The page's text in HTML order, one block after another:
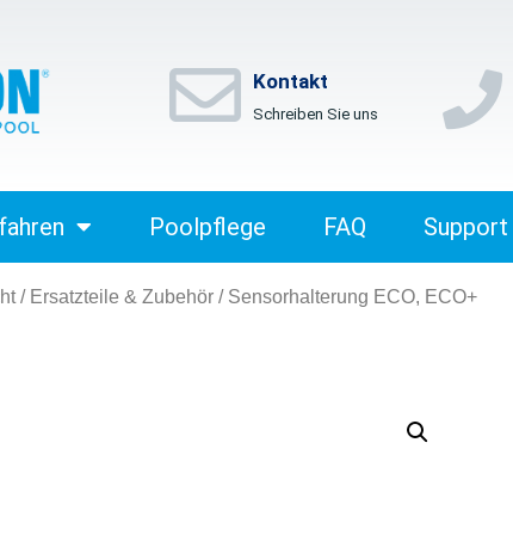
Kontakt
Schreiben Sie uns
Poolpflege FAQ Support
/ Ersatzteile & Zubehör / Sensorhalterung ECO, ECO+